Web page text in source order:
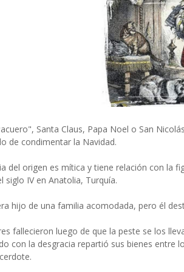
Santa Claus, Papa Noel o San
de condimentar la Navidad.
del origen es mítica y tiene relación con la
siglo IV en Anatolia, Turquía.
hijo de una familia acomodada, pero él
fallecieron luego de que la peste se los
con la desgracia repartió sus bienes entre